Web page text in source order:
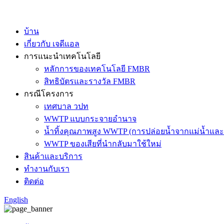
บ้าน
เกี่ยวกับ เจดีแอล
การแนะนำเทคโนโลยี
หลักการของเทคโนโลยี FMBR
สิทธิบัตรและรางวัล FMBR
กรณีโครงการ
เทศบาล วปท
WWTP แบบกระจายอำนาจ
น้ำทิ้งคุณภาพสูง WWTP (การปล่อยน้ำจากแม่น้ำแล
WWTP ของเสียที่นำกลับมาใช้ใหม่
สินค้าและบริการ
ทำงานกับเรา
ติดต่อ
English